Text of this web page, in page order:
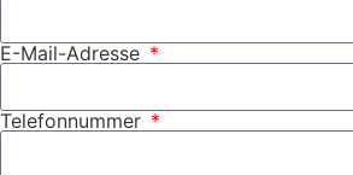
E-Mail-Adresse
Telefonnummer